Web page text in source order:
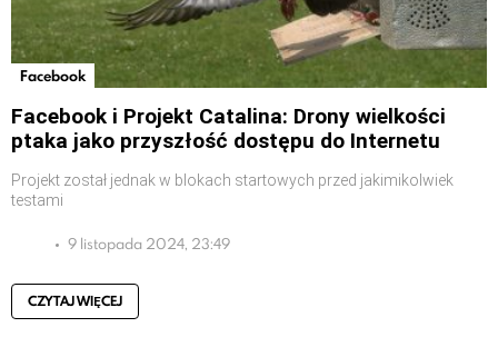
Facebook
Facebook i Projekt Catalina: Drony wielkości
ptaka jako przyszłość dostępu do Internetu
Projekt został jednak w blokach startowych przed jakimikolwiek
testami
9 listopada 2024, 23:49
CZYTAJ WIĘCEJ